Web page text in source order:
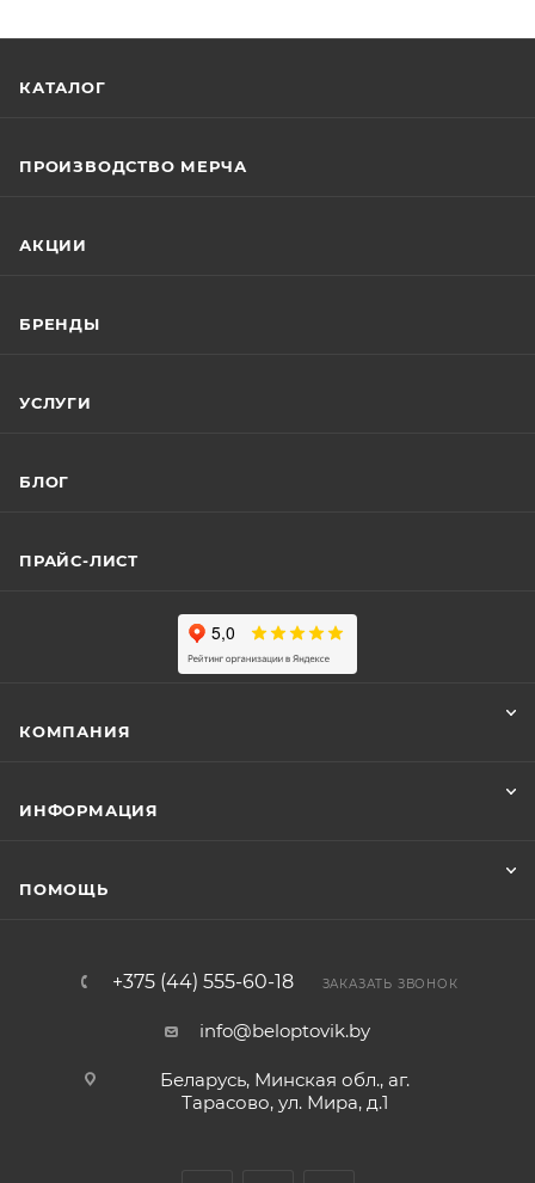
КАТАЛОГ
ПРОИЗВОДСТВО МЕРЧА
АКЦИИ
БРЕНДЫ
УСЛУГИ
БЛОГ
ПРАЙС-ЛИСТ
КОМПАНИЯ
ИНФОРМАЦИЯ
ПОМОЩЬ
+375 (44) 555-60-18 ЗАКАЗАТЬ ЗВОНОК
info@beloptovik.by
Беларусь, Минская обл., аг.
Тарасово, ул. Мира, д.1